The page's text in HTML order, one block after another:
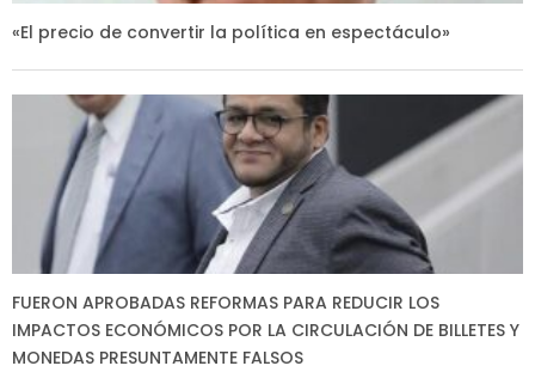
«El precio de convertir la política en espectáculo»
FUERON APROBADAS REFORMAS PARA REDUCIR LOS
IMPACTOS ECONÓMICOS POR LA CIRCULACIÓN DE BILLETES Y
MONEDAS PRESUNTAMENTE FALSOS